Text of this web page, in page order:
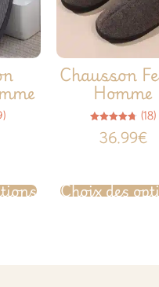
Chausson
Homme
4.72
sur 5
(18)
36.99€
Choix des